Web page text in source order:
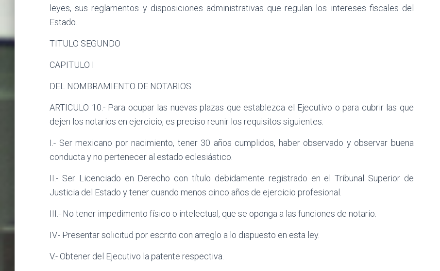
leyes, sus reglamentos y disposiciones administrativas que regulan los intereses fiscales del
Estado.
TITULO SEGUNDO
CAPITULO I
DEL NOMBRAMIENTO DE NOTARIOS
ARTICULO 10.- Para ocupar las nuevas plazas que establezca el Ejecutivo o para cubrir las que
dejen los notarios en ejercicio, es preciso reunir los requisitos siguientes:
I.- Ser mexicano por nacimiento, tener 30 años cumplidos, haber observado y observar buena
conducta y no pertenecer al estado eclesiástico.
II.- Ser Licenciado en Derecho con título debidamente registrado en el Tribunal Superior de
Justicia del Estado y tener cuando menos cinco años de ejercicio profesional.
III.- No tener impedimento físico o intelectual, que se oponga a las funciones de notario.
IV.- Presentar solicitud por escrito con arreglo a lo dispuesto en esta ley.
V.- Obtener del Ejecutivo la patente respectiva.